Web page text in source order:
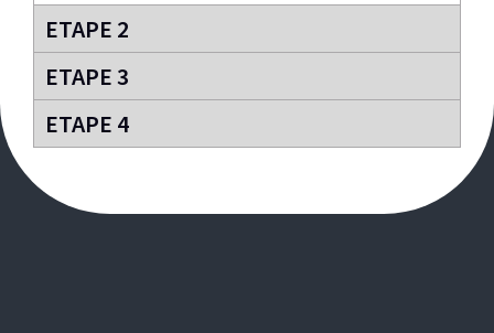
ETAPE 2
ETAPE 3
ETAPE 4